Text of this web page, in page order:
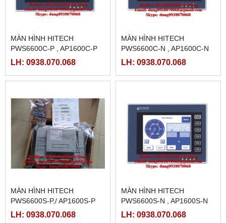
MÀN HÌNH HITECH
PWS6600C-P , AP1600C-P
LH: 0938.070.068
MÀN HÌNH HITECH
PWS6600C-N , AP1600C-N
LH: 0938.070.068
MÀN HÌNH HITECH
PWS6600S-P,/ AP1600S-P
LH: 0938.070.068
MÀN HÌNH HITECH
PWS6600S-N , AP1600S-N
LH: 0938.070.068